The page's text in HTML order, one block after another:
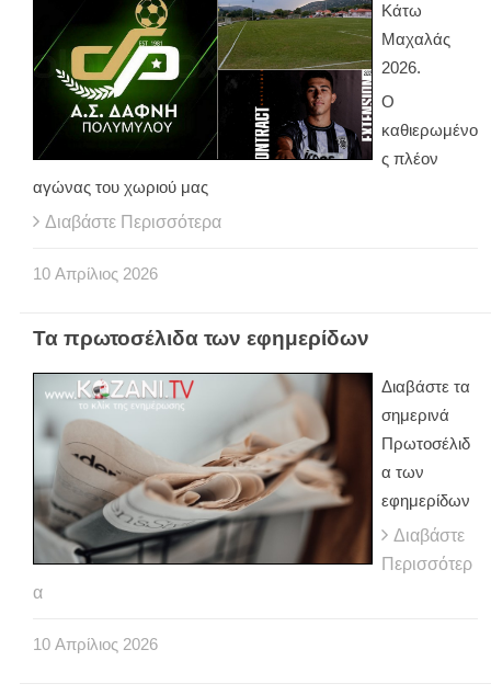
Κάτω
Μαχαλάς
2026.
Ο
καθιερωμένο
ς πλέον
αγώνας του χωριού μας
Διαβάστε Περισσότερα
10 Απρίλιος 2026
Τα πρωτοσέλιδα των εφημερίδων
Διαβάστε τα
σημερινά
Πρωτοσέλιδ
α των
εφημερίδων
Διαβάστε
Περισσότερ
α
10 Απρίλιος 2026